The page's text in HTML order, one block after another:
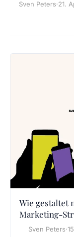
Sven Peters·21.
Wie gestaltet
Marketing-
Sven Peters·